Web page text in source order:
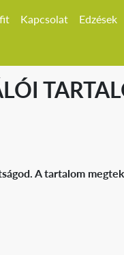
Kapcsolat Edzések
A tartalom